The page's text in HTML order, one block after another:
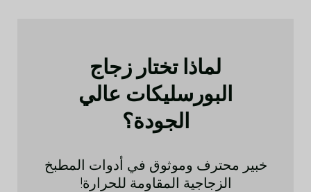
لماذا تختار زجاج
البورسليكات عالي
الجودة؟
خبير محترف وموثوق في أدوات المطبخ
الزجاجية المقاومة للحرارة!